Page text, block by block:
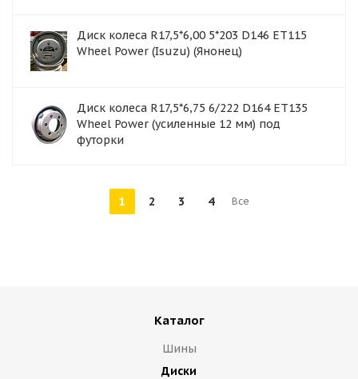
Диск колеса R17,5*6,00 5*203 D146 ET115
Wheel Power (Isuzu) (Янонец)
Диск колеса R17,5*6,75 6/222 D164 ET135
Wheel Power (усиленные 12 мм) под
футорки
1 2 3 4 Все
Каталог
Шины
Диски